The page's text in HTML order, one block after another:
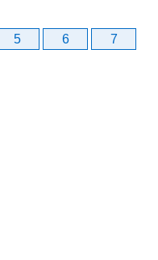
5 6
7